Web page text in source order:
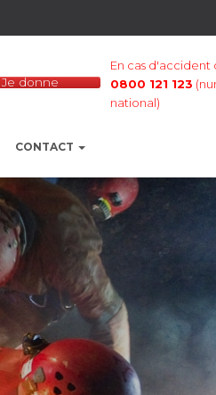
Je donne
En cas d'accident
0800 121 123
national)
CONTACT